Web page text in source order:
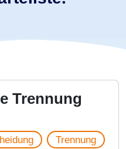
Trennung
Trennung